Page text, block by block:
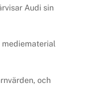
Audi sin
mediematerial
och